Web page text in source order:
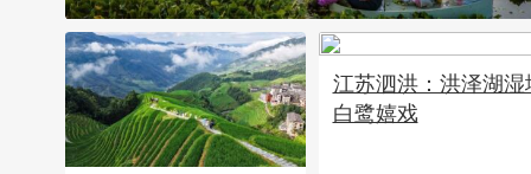
江苏泗洪：洪泽湖湿
白鹭嬉戏